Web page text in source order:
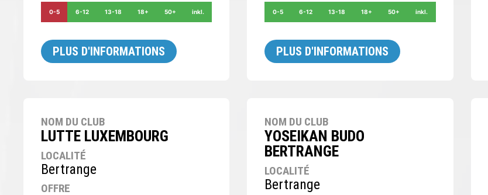
0-5 6-12 13-18 18+ 50+ inkl.
PLUS D'INFORMATIONS
0-5 6-12 13-18 18+ 50+ inkl.
PLUS D'INFORMATIONS
NOM DU CLUB
LUTTE LUXEMBOURG
LOCALITÉ
Bertrange
OFFRE
NOM DU CLUB
YOSEIKAN BUDO
BERTRANGE
LOCALITÉ
Bertrange